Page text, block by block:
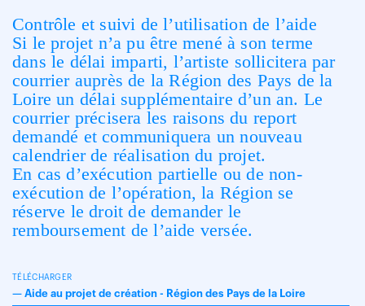
Contrôle et suivi de l’utilisation de l’aide
Si le projet n’a pu être mené à son terme
dans le délai imparti, l’artiste sollicitera par
courrier auprès de la Région des Pays de la
Loire un délai supplémentaire d’un an. Le
courrier précisera les raisons du report
demandé et communiquera un nouveau
calendrier de réalisation du projet.
En cas d’exécution partielle ou de non-
exécution de l’opération, la Région se
réserve le droit de demander le
remboursement de l’aide versée.
TÉLÉCHARGER
— Aide au projet de création - Région des Pays de la Loire